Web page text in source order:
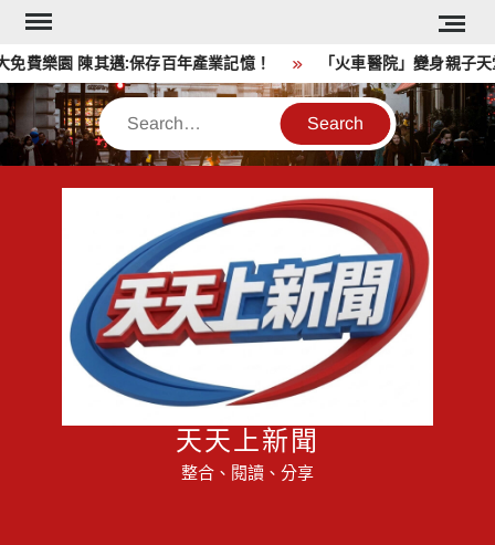
Skip
content
樂園 陳其邁:保存百年產業記憶！ 「火車醫院」變身親子天堂
Search
天天上新聞
整合、閱讀、分享